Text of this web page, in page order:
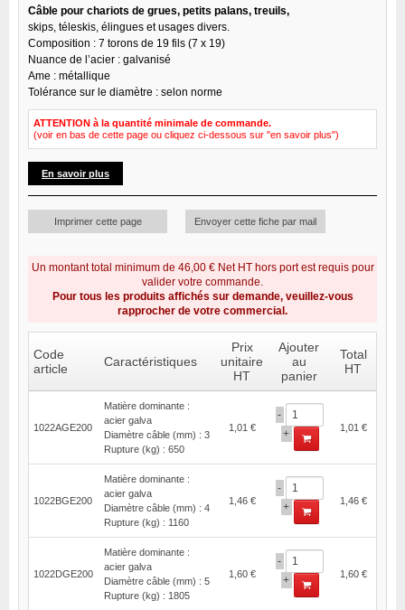
Câble pour chariots de grues, petits palans, treuils,
skips, téleskis, élingues et usages divers.
Composition : 7 torons de 19 fils (7 x 19)
Nuance de l’acier : galvanisé
Ame : métallique
Tolérance sur le diamètre : selon norme
ATTENTION à la quantité minimale de commande.
(voir en bas de cette page ou cliquez ci-dessous sur "en savoir plus")
En savoir plus
Imprimer cette page Envoyer cette fiche par mail
Un montant total minimum de 46,00 € Net HT hors port est requis pour
valider votre commande.
Pour tous les produits affichés sur demande, veuillez-vous
rapprocher de votre commercial.
Code
article
Caractéristiques
Prix
unitaire
HT
Ajouter
au
panier
Total
HT
1022AGE200
Matière dominante :
acier galva
Diamètre câble (mm) : 3
Rupture (kg) : 650
1,01 €
-
+
1,01 €
1022BGE200
Matière dominante :
acier galva
Diamètre câble (mm) : 4
Rupture (kg) : 1160
1,46 €
-
+
1,46 €
1022DGE200
Matière dominante :
acier galva
Diamètre câble (mm) : 5
Rupture (kg) : 1805
1,60 €
-
+
1,60 €